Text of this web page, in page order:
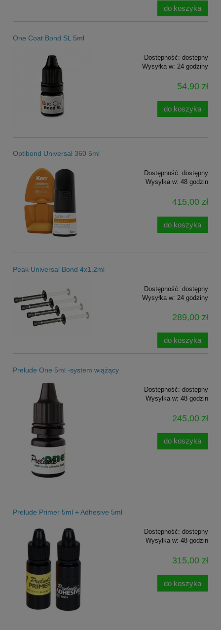
do koszyka
One Coat Bond SL 5ml
Dostępność: dostępny
Wysyłka w: 24 godziny
54,90 zł
do koszyka
Optibond Universal 360 5ml
Dostępność: dostępny
Wysyłka w: 48 godzin
415,00 zł
do koszyka
Peak Universal Bond 4x1.2ml
Dostępność: dostępny
Wysyłka w: 24 godziny
289,00 zł
do koszyka
Prelude One 5ml -system wiążący
Dostępność: dostępny
Wysyłka w: 48 godzin
245,00 zł
do koszyka
Prelude Primer 5ml + Adhesive 5ml
Dostępność: dostępny
Wysyłka w: 48 godzin
315,00 zł
do koszyka